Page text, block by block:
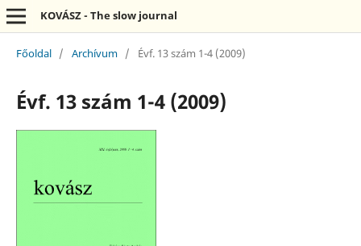
KOVÁSZ - The slow journal
Főoldal / Archívum / Évf. 13 szám 1-4 (2009)
Évf. 13 szám 1-4 (2009)